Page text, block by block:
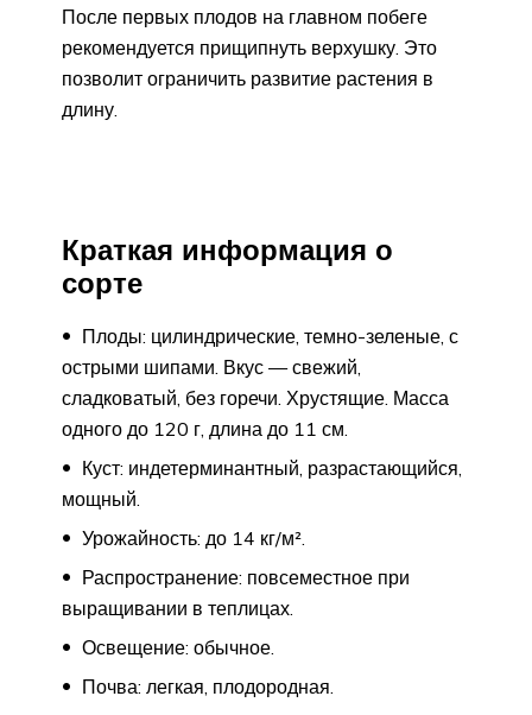
После первых плодов на главном побеге
рекомендуется прищипнуть верхушку. Это
позволит ограничить развитие растения в
длину.
Краткая информация о
сорте
Плоды: цилиндрические, темно-зеленые, с
острыми шипами. Вкус — свежий,
сладковатый, без горечи. Хрустящие. Масса
одного до 120 г, длина до 11 см.
Куст: индетерминантный, разрастающийся,
мощный.
Урожайность: до 14 кг/м².
Распространение: повсеместное при
выращивании в теплицах.
Освещение: обычное.
Почва: легкая, плодородная.